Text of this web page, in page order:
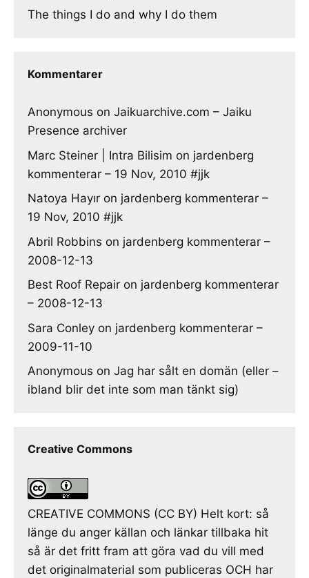
The things I do and why I do them
Kommentarer
Anonymous on Jaikuarchive.com – Jaiku
Presence archiver
Marc Steiner | Intra Bilisim on jardenberg
kommenterar – 19 Nov, 2010 #jjk
Natoya Hayır on jardenberg kommenterar –
19 Nov, 2010 #jjk
Abril Robbins on jardenberg kommenterar –
2008-12-13
Best Roof Repair on jardenberg kommenterar
– 2008-12-13
Sara Conley on jardenberg kommenterar –
2009-11-10
Anonymous on Jag har sålt en domän (eller –
ibland blir det inte som man tänkt sig)
Creative Commons
CREATIVE COMMONS (CC BY) Helt kort: så
länge du anger källan och länkar tillbaka hit
så är det fritt fram att göra vad du vill med
det originalmaterial som publiceras OCH har